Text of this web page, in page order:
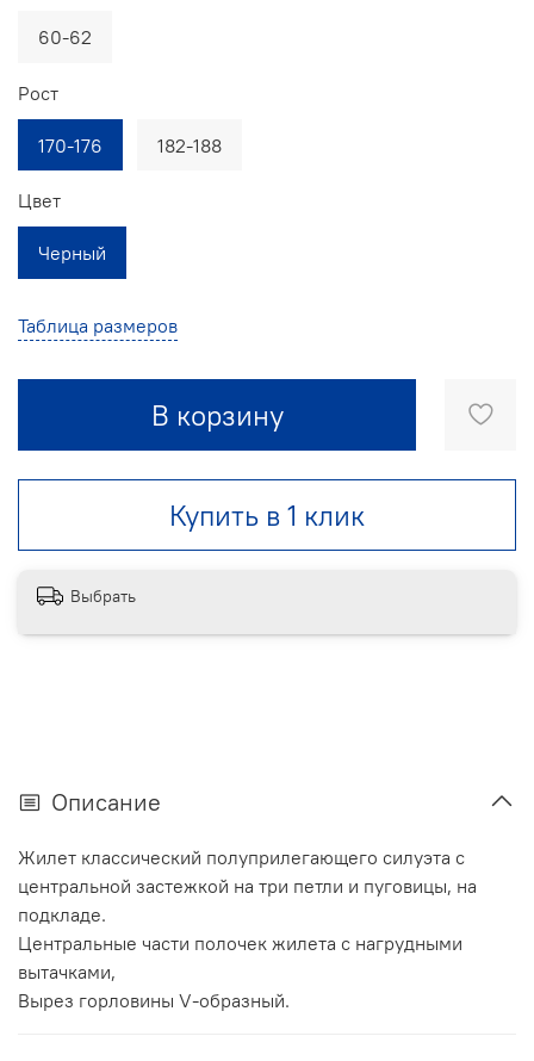
Таблица размеров
В корзину
Купить в 1 клик
60-62
Рост
170-176 182-188
Цвет
Черный
Выбрать
Описание
Жилет классический полуприлегающего силуэта с
центральной застежкой на три петли и пуговицы, на
подкладе.
Центральные части полочек жилета с нагрудными
вытачками,
Вырез горловины V-образный.